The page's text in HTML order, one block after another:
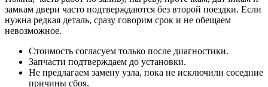
замкам двери часто подтверждаются без второй поездки. Если
нужна редкая деталь, сразу говорим срок и не обещаем
невозможное.
Стоимость согласуем только после диагностики.
Запчасти подтверждаем до установки.
Не предлагаем замену узла, пока не исключили соседние
причины сбоя.